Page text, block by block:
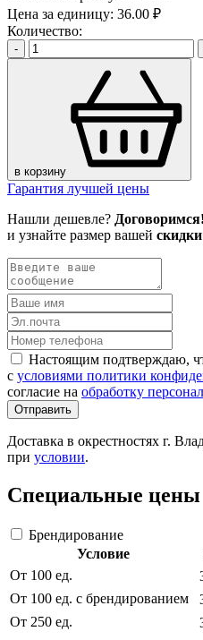
Цена за единицу: 36.00 ₽
Количество:
-
в корзину
Гарантия лучшей цены
Нашли дешевле? Договоримся!
и узнайте размер вашей скидки
Настоящим подтверждаю,
с условиями политики
согласие на обработку
Отправить
Доставка в окрестностях г.
при условии.
Специальные цены
Брендирование
Условие
От 100 ед.
От 100 ед. с брендированием
От 250 ед.